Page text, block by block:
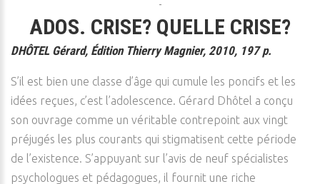
ADOS. CRISE? QUELLE CRISE?
DHÔTEL Gérard, Édition Thierry Magnier, 2010, 197 p.
S’il est bien une classe d’âge qui cumule les poncifs et les
idées reçues, c’est l’adolescence. Gérard Dhôtel a conçu
son ouvrage comme un véritable contrepoint aux vingt
préjugés les plus courants qui stigmatisent cette période
de l’existence. S’appuyant sur l’avis de neuf spécialistes
psychologues et pédagogues, il fournit une riche